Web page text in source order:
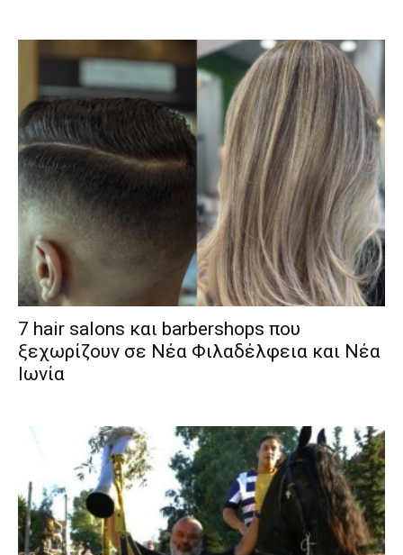
7 hair salons και barbershops που
ξεχωρίζουν σε Νέα Φιλαδέλφεια και Νέα
Ιωνία